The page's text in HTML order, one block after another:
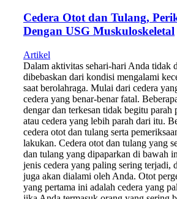
Cedera Otot dan Tulang,
Dengan USG Muskuloskeletal
Artikel
Dalam aktivitas sehari-hari Anda tidak
dibebaskan dari kondisi mengalami
saat berolahraga. Mulai dari cedera
cedera yang benar-benar fatal.
dengar dan terkesan tidak begitu
atau cedera yang lebih parah dari itu.
cedera otot dan tulang serta
lakukan. Cedera otot dan tulang yang
dan tulang yang dipaparkan di bawah
jenis cedera yang paling sering terjadi,
juga akan dialami oleh Anda. Otot
yang pertama ini adalah cedera yang